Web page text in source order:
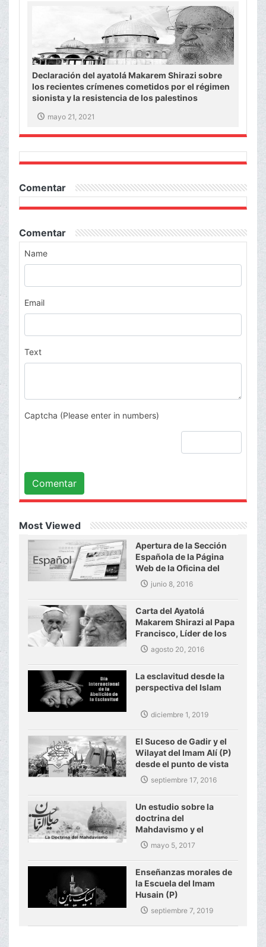
Declaración del ayatolá Makarem Shirazi sobre
los recientes crímenes cometidos por el régimen
sionista y la resistencia de los palestinos
mayo 21, 2021
Comentar
Comentar
Name
Email
Text
Captcha (Please enter in numbers)
Comentar
Most Viewed
Apertura de la Sección
Española de la Página
Web de la Oficina del
Gran Ayatolá Makarem
Shirazi
junio 8, 2016
Carta del Ayatolá
Makarem Shirazi al Papa
Francisco, Líder de los
Católicos del mundo
agosto 20, 2016
La esclavitud desde la
perspectiva del Islam
diciembre 1, 2019
El Suceso de Gadir y el
Wilayat del Imam Alí (P)
desde el punto de vista
del Ayatolá Makarem
Shirazi
septiembre 17, 2016
Un estudio sobre la
doctrina del
Mahdavismo y el
gobierno mundial del
Imam Mahdi (P)
mayo 5, 2017
Enseñanzas morales de
la Escuela del Imam
Husain (P)
septiembre 7, 2019